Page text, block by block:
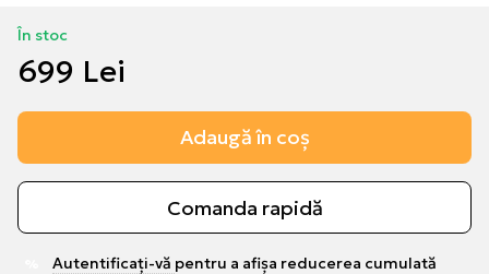
În stoc
699 Lei
Adaugă în coș
Comanda rapidă
Autentificați-vă pentru a afișa reducerea cumulată